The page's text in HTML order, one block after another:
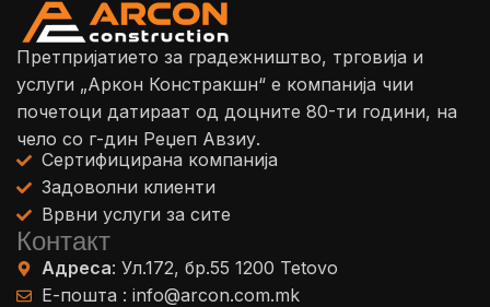
Претпријатието за градежништво, трговија и
услуги „Аркон Констракшн“ е компанија чии
почетоци датираат од доцните 80-ти години, на
чело со г-дин Реџеп Авзиу.
Сертифицирана компанија
Задоволни клиенти
Врвни услуги за сите
Контакт
Адреса: Ул.172, бр.55 1200 Tetovo
Е-пошта : info@arcon.com.mk